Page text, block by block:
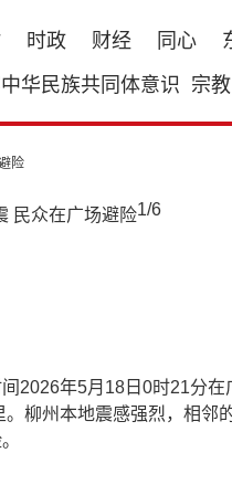
时政 财经 同心
华民族共同体意识 宗教
险
1/6
2026年5月18日0时21分
柳州本地震感强烈，相